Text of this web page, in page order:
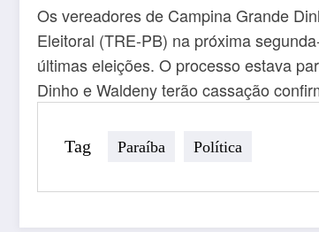
Os vereadores de Campina Grande
Eleitoral (TRE-PB) na próxima
últimas eleições. O processo estava
Dinho e Waldeny terão cassação
Tag Paraíba Política